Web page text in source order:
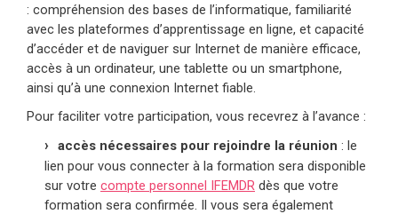
: compréhension des bases de l’informatique, familiarité
avec les plateformes d’apprentissage en ligne, et capacité
d’accéder et de naviguer sur Internet de manière efficace,
accès à un ordinateur, une tablette ou un smartphone,
ainsi qu’à une connexion Internet fiable.
Pour faciliter votre participation, vous recevrez à l’avance :
accès nécessaires pour rejoindre la réunion : le
lien pour vous connecter à la formation sera disponible
sur votre compte personnel IFEMDR dès que votre
formation sera confirmée. Il vous sera également